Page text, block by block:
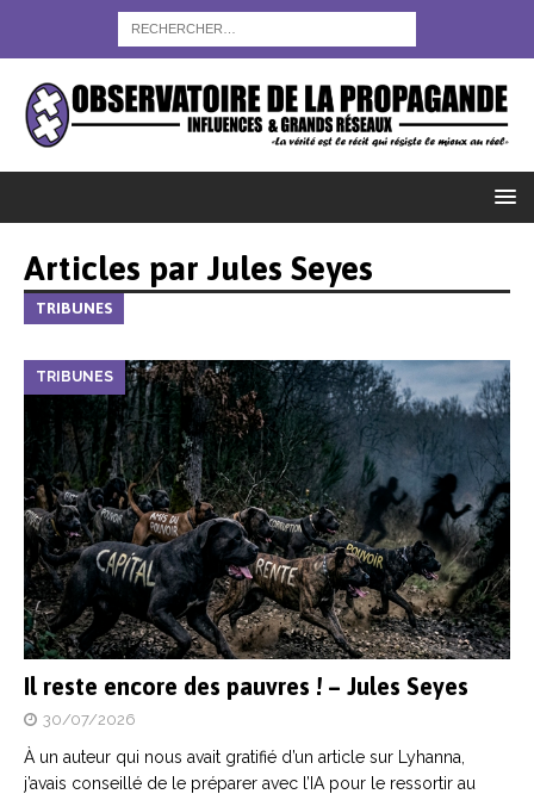
Articles parJules Seyes
TRIBUNES
TRIBUNES
Il reste encore des pauvres ! – Jules Seyes
30/07/2026
À un auteur qui nous avait gratifié d’un article sur Lyhanna,
j’avais conseillé de le préparer avec l’IA pour le ressortir au